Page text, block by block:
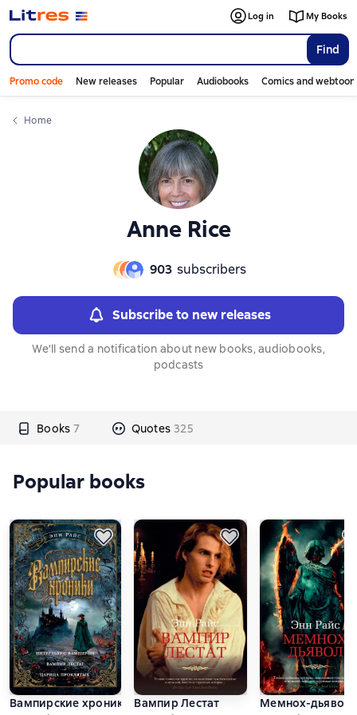
Find
Log in My Books
Promo code New releases Popular Audiobooks Comics and
Home
Anne Rice
903 subscribers
Subscribe to new releases
We'll send a notification about new books, audiobooks,
podcasts
Books 7 Quotes 325
Слайдер с книгами
Popular books
Вампирские хроники: Интервью с вампиром. Вампир
Вампир Лестат
Мемнох-дьявол
Слайдер с книгами